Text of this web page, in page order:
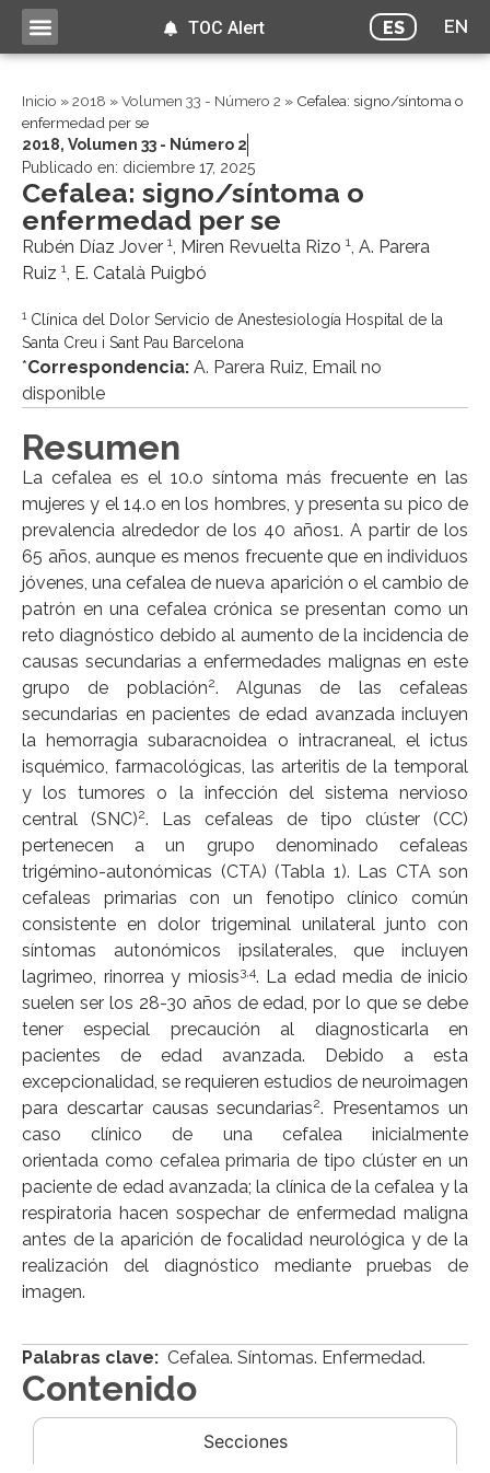
ES EN
TOC Alert
Inicio »2018 »Volumen 33 - Número 2 » Cefalea: signo/síntoma o
enfermedad per se
2018, Volumen 33 - Número 2
Publicado en: diciembre 17, 2025
Cefalea: signo/síntoma o
enfermedad per se
Rubén Díaz Jover 1, Miren Revuelta Rizo 1, A. Parera
Ruiz 1, E. Català Puigbó
1Clínica del Dolor Servicio de Anestesiología Hospital de la
Santa Creu i Sant Pau Barcelona
*Correspondencia: A. Parera Ruiz, Email no
disponible
Resumen
La cefalea es el 10.o síntoma más frecuente en las
mujeres y el 14.o en los hombres, y presenta su pico de
prevalencia alrededor de los 40 años1. A partir de los
65 años, aunque es menos frecuente que en individuos
jóvenes, una cefalea de nueva aparición o el cambio de
patrón en una cefalea crónica se presentan como un
reto diagnóstico debido al aumento de la incidencia de
causas secundarias a enfermedades malignas en este
grupo de población2. Algunas de las cefaleas
secundarias en pacientes de edad avanzada incluyen
la hemorragia subaracnoidea o intracraneal, el ictus
isquémico, farmacológicas, las arteritis de la temporal
y los tumores o la infección del sistema nervioso
central (SNC)2. Las cefaleas de tipo clúster (CC)
pertenecen a un grupo denominado cefaleas
trigémino-autonómicas (CTA) (Tabla 1). Las CTA son
cefaleas primarias con un fenotipo clínico común
consistente en dolor trigeminal unilateral junto con
síntomas autonómicos ipsilaterales, que incluyen
lagrimeo, rinorrea y miosis3,4. La edad media de inicio
suelen ser los 28-30 años de edad, por lo que se debe
tener especial precaución al diagnosticarla en
pacientes de edad avanzada. Debido a esta
excepcionalidad, se requieren estudios de neuroimagen
para descartar causas secundarias2. Presentamos un
caso clínico de una cefalea inicialmente
orientada como cefalea primaria de tipo clúster en un
paciente de edad avanzada; la clínica de la cefalea y la
respiratoria hacen sospechar de enfermedad maligna
antes de la aparición de focalidad neurológica y de la
realización del diagnóstico mediante pruebas de
imagen.
Palabras clave: Cefalea. Síntomas. Enfermedad.
Contenido
Secciones